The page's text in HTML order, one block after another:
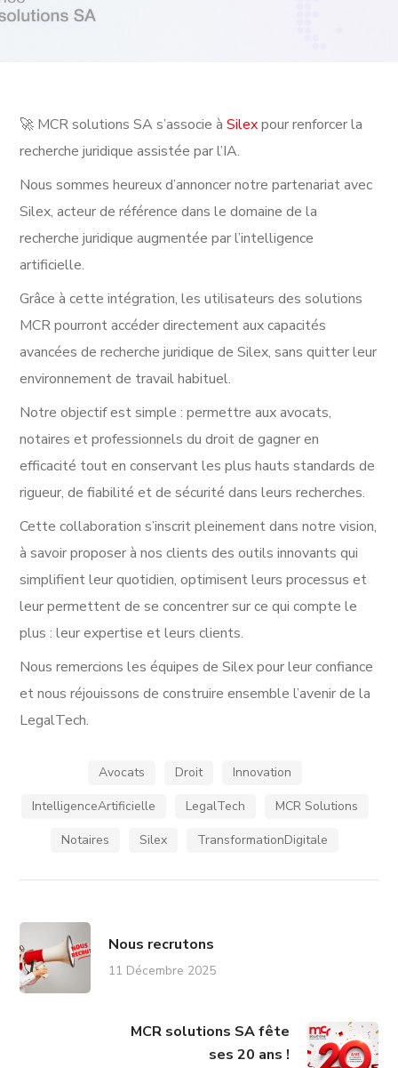
🚀 MCR solutions SA s’associe àSilexpour renforcer la
recherche juridique assistée par l’IA.
Nous sommes heureux d’annoncer notre partenariat avec
Silex, acteur de référence dans le domaine de la
recherche juridique augmentée par l’intelligence
artificielle.
Grâce à cette intégration, les utilisateurs des solutions
MCR pourront accéder directement aux capacités
avancées de recherche juridique de Silex, sans quitter leur
environnement de travail habituel.
Notre objectif est simple : permettre aux avocats,
notaires et professionnels du droit de gagner en
efficacité tout en conservant les plus hauts standards de
rigueur, de fiabilité et de sécurité dans leurs recherches.
Cette collaboration s’inscrit pleinement dans notre vision,
à savoir proposer à nos clients des outils innovants qui
simplifient leur quotidien, optimisent leurs processus et
leur permettent de se concentrer sur ce qui compte le
plus : leur expertise et leurs clients.
Nous remercions les équipes de Silexpour leur confiance
et nous réjouissons de construire ensemble l’avenir de la
LegalTech.
Avocats Droit
Innovation
IntelligenceArtificielle
LegalTech
MCR Solutions
Notaires
Silex TransformationDigitale
Nous recrutons
11 Décembre 2025
MCR solutions SA fête
ses 20 ans !